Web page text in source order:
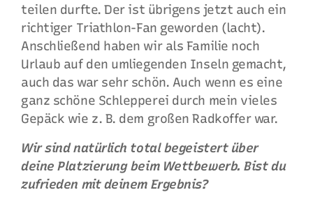
teilen durfte. Der ist übrigens jetzt auch ein
richtiger Triathlon-Fan geworden (lacht).
Anschließend haben wir als Familie noch
Urlaub auf den umliegenden Inseln gemacht,
auch das war sehr schön. Auch wenn es eine
ganz schöne Schlepperei durch mein vieles
Gepäck wie z. B. dem großen Radkoffer war.
Wir sind natürlich total begeistert über
deine Platzierung beim Wettbewerb. Bist du
zufrieden mit deinem Ergebnis?